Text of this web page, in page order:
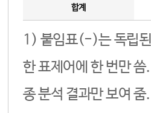
합계
1) 붙임표(-)는 독립된
한 표제어에 한 번만
종 분석 결과만 보여